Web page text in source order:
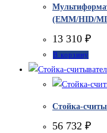
(EMM/HID/
13 310 ₽
В корзину
Стойка-
56 732 ₽